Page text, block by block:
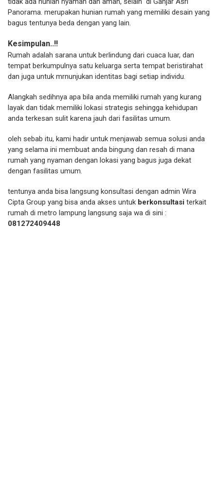
Panorama. merupakan hunian rumah yang memiliki desain yang
bagus tentunya beda dengan yang lain.
Kesimpulan..!!
Rumah adalah sarana untuk berlindung dari cuaca luar, dan
tempat berkumpulnya satu keluarga serta tempat beristirahat
dan juga untuk mrnunjukan identitas bagi setiap individu.
Alangkah sedihnya apa bila anda memiliki rumah yang kurang
layak dan tidak memiliki lokasi strategis sehingga kehidupan
anda terkesan sulit karena jauh dari fasilitas umum.
oleh sebab itu, kami hadir untuk menjawab semua solusi anda
yang selama ini membuat anda bingung dan resah di mana
rumah yang nyaman dengan lokasi yang bagus juga dekat
dengan fasilitas umum.
tentunya anda bisa langsung konsultasi dengan admin Wira
Cipta Group yang bisa anda akses untuk berkonsultasi terkait
rumah di metro lampung langsung saja wa di sini :
081272409448